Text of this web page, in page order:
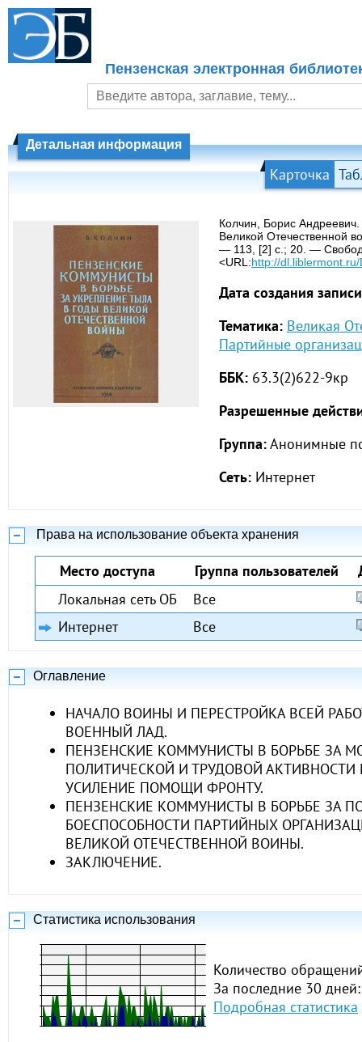
Пензенская электронная
Детальная информация
Карточка
Колчин, Борис
Великой Отечественной
— 113, [2] с.; 20. —
<URL:http://
Дата создания
Тематика: Великая
Партийные
ББК: 63.3(2)622-9кр
Разрешенные
Группа:Анонимные
Сеть: Интернет
Права на использование объекта хранения
Место доступа Группа пользователей
Локальная сеть ОБ
Все
Интернет
Все
Оглавление
НАЧАЛО ВОИНЫ И ПЕРЕСТРОЙКА ВСЕЙ
ВОЕННЫЙ ЛАД.
ПЕНЗЕНСКИЕ КОММУНИСТЫ В БОРЬБЕ ЗА
ПОЛИТИЧЕСКОЙ И ТРУДОВОЙ АКТИВНОСТИ
УСИЛЕНИЕ ПОМОЩИ ФРОНТУ.
ПЕНЗЕНСКИЕ КОММУНИСТЫ В БОРЬБЕ ЗА
БОЕСПОСОБНОСТИ ПАРТИЙНЫХ
ВЕЛИКОЙ ОТЕЧЕСТВЕННОЙ ВОИНЫ.
ЗАКЛЮЧЕНИЕ.
Статистика использования
Количество
За последние 30
Подробная статистика